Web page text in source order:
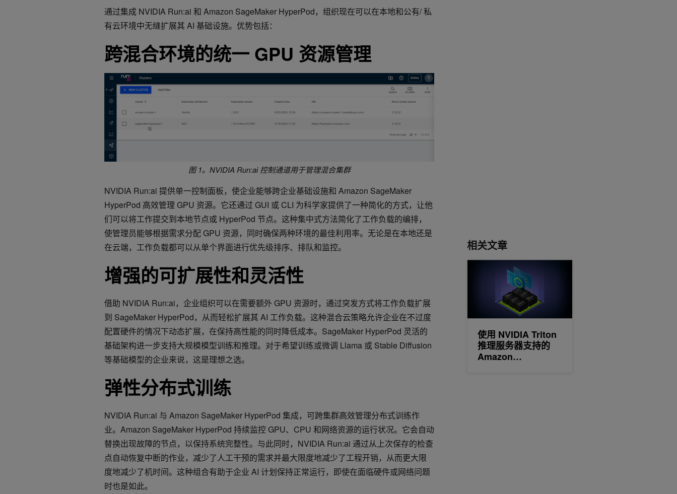
通过集成 NVIDIA Run:ai 和 Amazon SageMaker HyperPod，组织现在可以在本地和公有/ 私
有云环境中无缝扩展其 AI 基础设施。优势包括：
跨混合环境的统一 GPU 资源管理
图 1。NVIDIA Run:ai 控制通道用于管理混合集群
NVIDIA Run:ai 提供单一控制面板，使企业能够跨企业基础设施和 Amazon SageMaker
HyperPod 高效管理 GPU 资源。它还通过 GUI 或 CLI 为科学家提供了一种简化的方式，让他
们可以将工作提交到本地节点或 HyperPod 节点。这种集中式方法简化了工作负载的编排，
使管理员能够根据需求分配 GPU 资源，同时确保两种环境的最佳利用率。无论是在本地还是
在云端，工作负载都可以从单个界面进行优先级排序、排队和监控。
增强的可扩展性和灵活性
借助 NVIDIA Run:ai，企业组织可以在需要额外 GPU 资源时，通过突发方式将工作负载扩展
到 SageMaker HyperPod，从而轻松扩展其 AI 工作负载。这种混合云策略允许企业在不过度
配置硬件的情况下动态扩展，在保持高性能的同时降低成本。SageMaker HyperPod 灵活的
基础架构进一步支持大规模模型训练和推理。对于希望训练或微调 Llama 或 Stable Diffusion
等基础模型的企业来说，这是理想之选。
弹性分布式训练
NVIDIA Run:ai 与 Amazon SageMaker HyperPod 集成，可跨集群高效管理分布式训练作
业。Amazon SageMaker HyperPod 持续监控 GPU、CPU 和网络资源的运行状况。它会自动
替换出现故障的节点，以保持系统完整性。与此同时，NVIDIA Run:ai 通过从上次保存的检查
点自动恢复中断的作业，减少了人工干预的需求并最大限度地减少了工程开销，从而更大限
度地减少了机时间。这种组合有助于企业 AI 计划保持正常运行，即使在面临硬件或网络问题
时也是如此。
相关文章
使用 NVIDIA Triton
推理服务器支持的
Amazon
使用 NVIDIA Triton 推理服务器支持的 Amazon SageMaker